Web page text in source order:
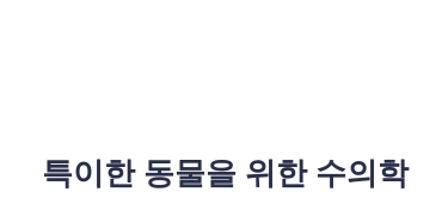
특이한 동물을 위한 수의학